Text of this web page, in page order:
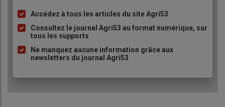
Liste
à
puce
Accédez à tous les articles du site Agri53
Consultez le journal Agri53 au format numérique, sur
tous les supports
Ne manquez aucune information grâce aux
newsletters du journal Agri53